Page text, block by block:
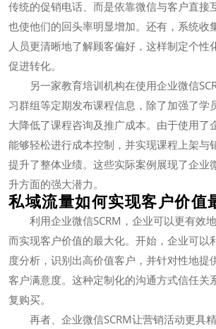
传统的促销电话、而是依靠微信与客户直接
也使他们的回头率明显增加。还有，系统收
人员更清晰地了解顾客偏好，这样制定个性
促进转化。
另一家教育培训机构在使用企业微信
习群组等定期发布课程信息，除了加强了学
大降低了课程咨询及推广成本。由于使用了
能够轻松进行成本控制，并实现课程上架与
提升了整体业绩。这些实际案例展现了企业
升方面的强大潜力。
私域流量如何实现客户价值
利用企业微信SCRM，企业可以更有效
而实现客户价值的最大化。开始，企业可以
度分析，识别出高价值客户，并针对性地提
客户满意度。这种定制化的沟通方式信任关
复购买。
再者、企业微信SCRM让营销活动更具